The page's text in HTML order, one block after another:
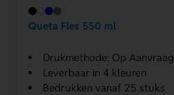
Queta Fles 550 ml
Drukmethode: Op Aanvraag
Leverbaar in 4 kleuren
Bedrukken vanaf 25 stuks